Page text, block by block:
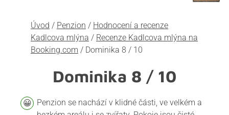
Úvod / Penzion / Hodnocení a recenze
Kadlcova mlýna / Recenze Kadlcova mlýna na
Booking.com / Dominika 8 / 10
Dominika 8 / 10
Penzion se nachází v klidné části, ve velkém a